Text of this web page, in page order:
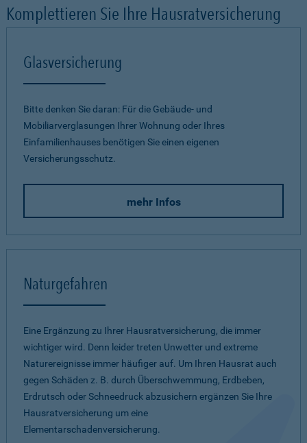
Komplettieren Sie Ihre Hausratversicherung
Glasversicherung
Bitte denken Sie daran: Für die Gebäude- und
Mobiliarverglasungen Ihrer Wohnung oder Ihres
Einfamilienhauses benötigen Sie einen eigenen
Versicherungsschutz.
mehr Infos
Naturgefahren
Eine Ergänzung zu Ihrer Hausratversicherung, die immer
wichtiger wird. Denn leider treten Unwetter und extreme
Naturereignisse immer häufiger auf. Um Ihren Hausrat auch
gegen Schäden z. B. durch Überschwemmung, Erdbeben,
Erdrutsch oder Schneedruck abzusichern ergänzen Sie Ihre
Hausratversicherung um eine
Elementarschadenversicherung.